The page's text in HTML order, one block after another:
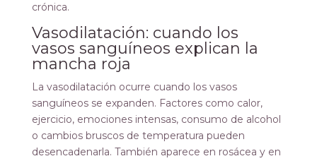
crónica.
Vasodilatación: cuando los
vasos sanguíneos explican la
mancha roja
La vasodilatación ocurre cuando los vasos
sanguíneos se expanden. Factores como calor,
ejercicio, emociones intensas, consumo de alcohol
o cambios bruscos de temperatura pueden
desencadenarla. También aparece en rosácea y en